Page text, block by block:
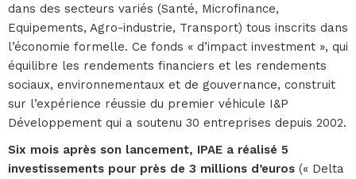
dans des secteurs variés (Santé, Microfinance,
Equipements, Agro-industrie, Transport) tous inscrits dans
l’économie formelle. Ce fonds « d’impact investment », qui
équilibre les rendements financiers et les rendements
sociaux, environnementaux et de gouvernance, construit
sur l’expérience réussie du premier véhicule I&P
Développement qui a soutenu 30 entreprises depuis 2002.
Six mois après son lancement, IPAE a réalisé 5
investissements pour près de 3 millions d’euros (« Delta